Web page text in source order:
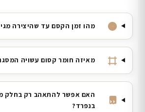
מהו זמן הקסם עד שהיצירה
מאיזה חומר קסום עשויה
האם אפשר להתאהב רק בחלק
בנפרד?